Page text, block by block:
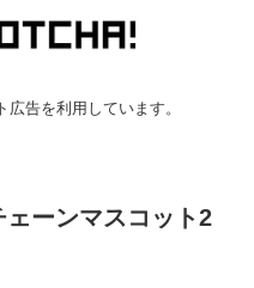
告を利用しています。
ーンマスコット2